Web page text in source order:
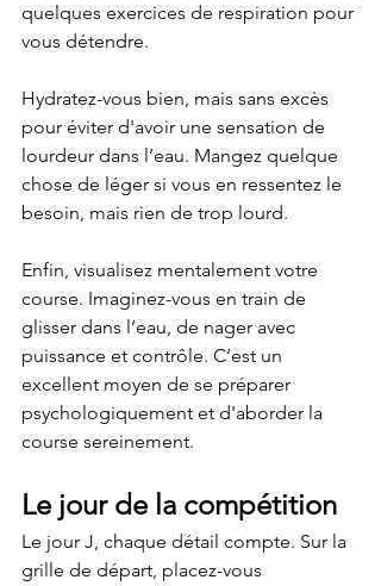
quelques exercices de respiration pour
vous détendre.
Hydratez-vous bien, mais sans excès
pour éviter d'avoir une sensation de
lourdeur dans l’eau. Mangez quelque
chose de léger si vous en ressentez le
besoin, mais rien de trop lourd.
Enfin, visualisez mentalement votre
course. Imaginez-vous en train de
glisser dans l’eau, de nager avec
puissance et contrôle. C’est un
excellent moyen de se préparer
psychologiquement et d'aborder la
course sereinement.
Le jour de la compétition
Le jour J, chaque détail compte. Sur la
grille de départ, placez-vous